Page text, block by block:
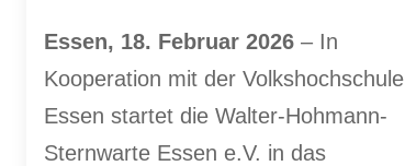
Essen, 18. Februar 2026 – In
Kooperation mit der Volkshochschule
Essen startet die Walter-Hohmann-
Sternwarte Essen e.V. in das